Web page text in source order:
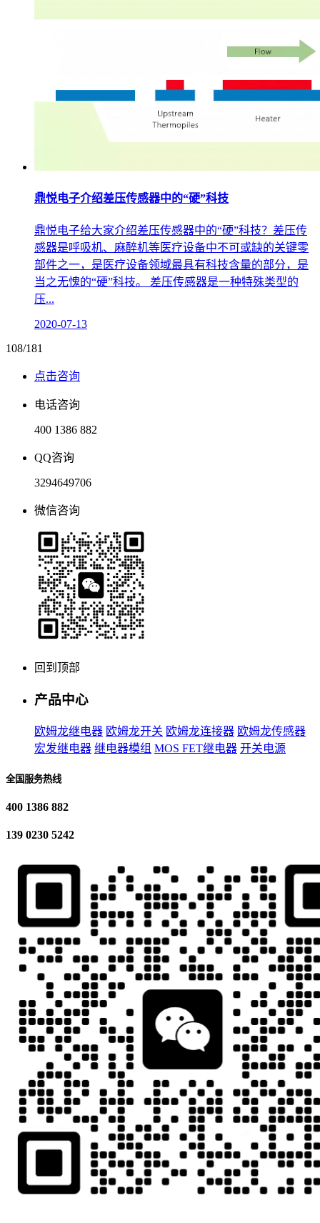
鼎悦电子介绍差压传感器中的“硬”科技
鼎悦电子给大家介绍差压传感器中的“硬”科技？差压传
感器是呼吸机、麻醉机等医疗设备中不可或缺的关键零
部件之一，是医疗设备领域最具有科技含量的部分，是
当之无愧的“硬”科技。 差压传感器是一种特殊类型的
压...
2020-07-13
108/181
点击咨询
电话咨询
400 1386 882
QQ咨询
3294649706
微信咨询
回到顶部
产品中心
欧姆龙继电器 欧姆龙开关 欧姆龙连接器 欧姆龙传感器
宏发继电器 继电器模组 MOS FET继电器 开关电源
全国服务热线
400 1386 882
139 0230 5242